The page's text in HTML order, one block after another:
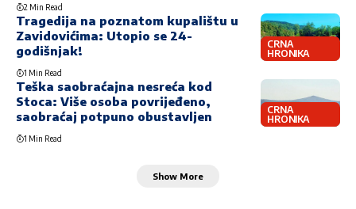
2 Min Read
CRNA
HRONIKA
Tragedija na poznatom kupalištu u
Zavidovićima: Utopio se 24-
godišnjak!
1 Min Read
CRNA
HRONIKA
Teška saobraćajna nesreća kod
Stoca: Više osoba povrijeđeno,
saobraćaj potpuno obustavljen
1 Min Read
Show More